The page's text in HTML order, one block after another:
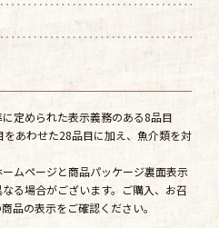
定められた表示義務のある8品目
あわせた28品目に加え、魚介類を対
ムページと商品パッケージ裏面表示
る場合がございます。ご購入、お召
品の表示をご確認ください。